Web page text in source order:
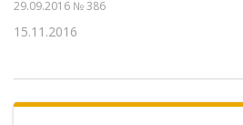
29.09.2016 № 386
15.11.2016